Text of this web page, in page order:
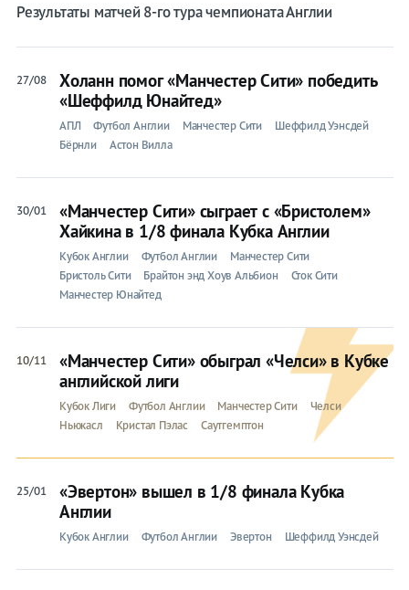
Результаты матчей 8-го тура чемпионата Англии
27/08
Холанн помог «Манчестер Сити» победить
«Шеффилд Юнайтед»
АПЛ Футбол Англии Манчестер Сити
Шеффилд Уэнсдей
Бёрнли
Астон Вилла
30/01
«Манчестер Сити» сыграет с «Бристолем»
Хайкина в 1/8 финала Кубка Англии
Кубок Англии Футбол Англии
Манчестер Сити
Бристоль Сити
Брайтон энд Хоув Альбион
Сток Сити
Манчестер Юнайтед
10/11
«Манчестер Сити» обыграл «Челси» в Кубке
английской лиги
Кубок Лиги Футбол Англии Манчестер Сити
Челси
Ньюкасл
Кристал Пэлас Саутгемптон
25/01
«Эвертон» вышел в 1/8 финала Кубка
Англии
Кубок Англии Футбол Англии Эвертон Шеффилд Уэнсдей